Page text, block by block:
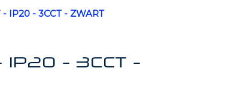
IP20 - 3CCT - ZWART
IP20 - 3CCT -